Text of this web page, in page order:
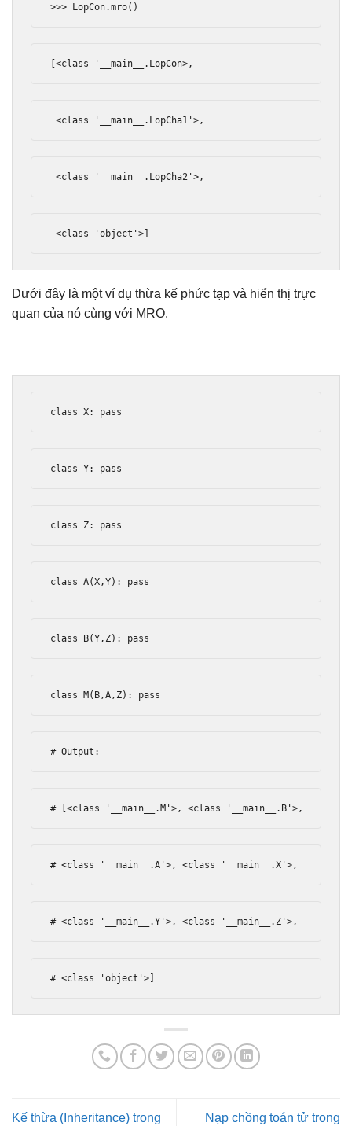
>>> LopCon.mro()
[<class '__main__.LopCon>,
<class ' __main__ . LopCha1 '>,
<class ' __main__ . LopCha2 '>,
<class 'object '>]
Dưới đây là một ví dụ thừa kế phức tạp và hiển thị trực
quan của nó cùng với MRO.
class X: pass
class Y: pass
class Z: pass
class A(X,Y): pass
class B(Y, Z): pass
class M ( B,A, Z): pass
# Output:
# [<class '__main__.M'>, <class '__main__.B'>,
# <class '__main__.A'>, <class '__main__.X'>,
# <class '__main__.Y'>, <class '__main__.Z'>,
# <class 'object'>]
Kế thừa (Inheritance) trong
Nạp chồng toán tử trong